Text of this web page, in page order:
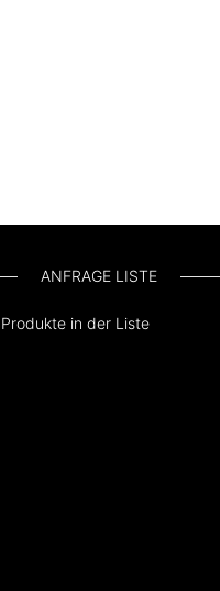
ANFRAGE LISTE
Produkte in der Liste